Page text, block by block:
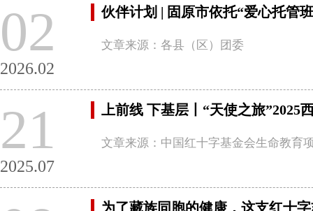
02
2026.02
伙伴计划 | 固原市依托“爱心托管
文章来源：各县（区）团委
21
2025.07
上前线 下基层丨“天使之旅”2025
文章来源：中国红十字基金会生命教育
为了藏族同胞的健康，这支红十